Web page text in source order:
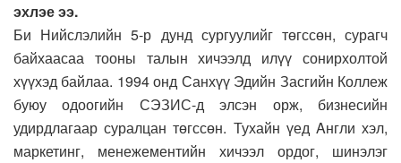
эхлэе ээ.
Би Нийслэлийн 5-р дунд сургуулийг төгссөн, сурагч
байхаасаа тооны талын хичээлд илүү сонирхолтой
хүүхэд байлаа. 1994 онд Санхүү Эдийн Засгийн Коллеж
буюу одоогийн СЭЗИС-д элсэн орж, бизнесийн
удирдлагаар суралцан төгссөн. Тухайн үед Aнгли хэл,
маркетинг, менежементийн хичээл ордог, шинэлэг